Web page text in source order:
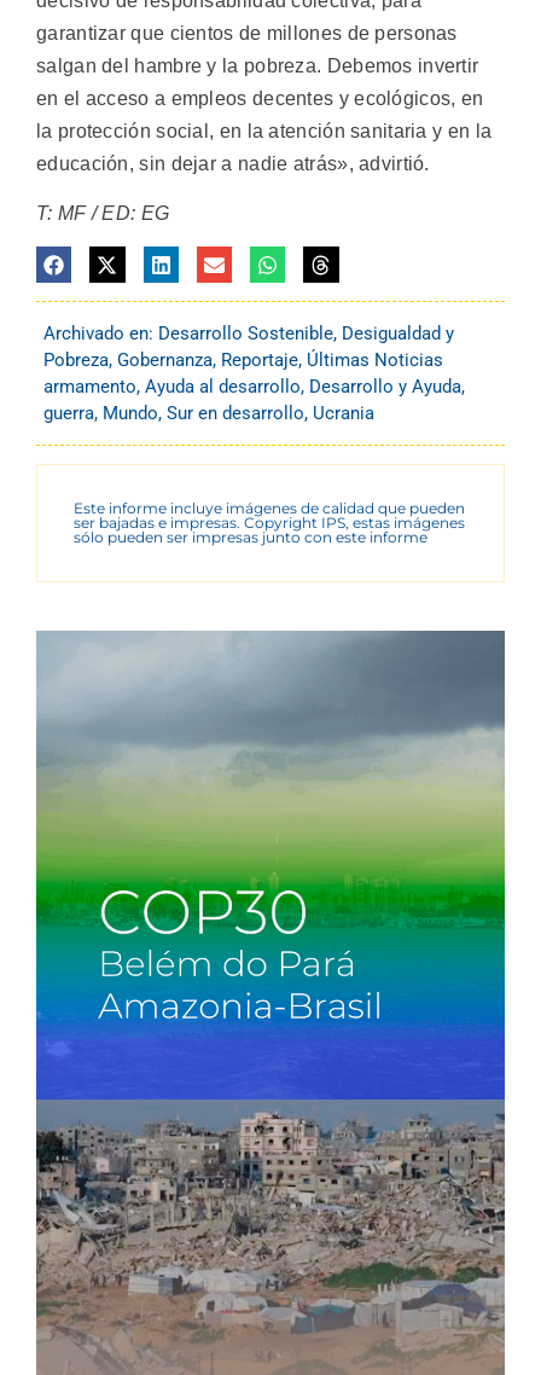
garantizar que cientos de millones de personas
salgan del hambre y la pobreza. Debemos invertir
en el acceso a empleos decentes y ecológicos, en
la protección social, en la atención sanitaria y en la
educación, sin dejar a nadie atrás», advirtió.
T: MF / ED: EG
Archivado en: Desarrollo Sostenible, Desigualdad y
Pobreza, Gobernanza, Reportaje, Últimas Noticias
armamento, Ayuda al desarrollo, Desarrollo y Ayuda,
guerra, Mundo, Sur en desarrollo, Ucrania
Este informe incluye imágenes de calidad que pueden
ser bajadas e impresas. Copyright IPS, estas imágenes
sólo pueden ser impresas junto con este informe